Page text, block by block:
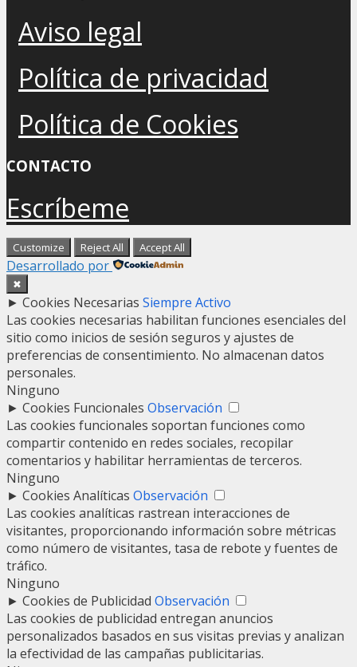
Aviso legal
Política de privacidad
Política de Cookies
CONTACTO
Escríbeme
Customize Reject All Accept All
Desarrollado por
✖
► Cookies Necesarias Siempre Activo
Las cookies necesarias habilitan funciones esenciales del
sitio como inicios de sesión seguros y ajustes de
preferencias de consentimiento. No almacenan datos
personales.
Ninguno
► Cookies Funcionales Observación
Las cookies funcionales soportan funciones como
compartir contenido en redes sociales, recopilar
comentarios y habilitar herramientas de terceros.
Ninguno
► Cookies Analíticas Observación
Las cookies analíticas rastrean interacciones de
visitantes, proporcionando información sobre métricas
como número de visitantes, tasa de rebote y fuentes de
tráfico.
Ninguno
► Cookies de Publicidad Observación
Las cookies de publicidad entregan anuncios
personalizados basados en sus visitas previas y analizan
la efectividad de las campañas publicitarias.